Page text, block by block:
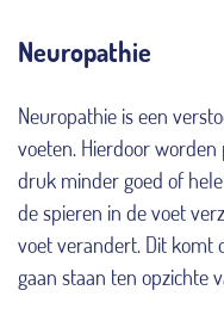
Neuropathie
Neuropathie is een
voeten. Hierdoor
druk minder goed of
de spieren in de voet
voet verandert. Dit komt
gaan staan ten opzichte